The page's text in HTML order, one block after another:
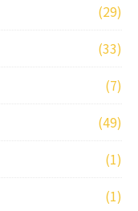
(29)
(33)
(7)
(49)
(1)
(1)